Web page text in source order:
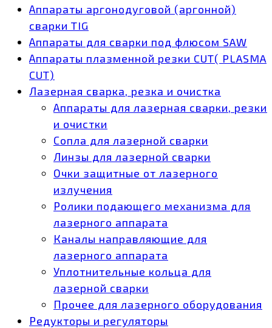
Аппараты аргонодуговой (аргонной)
сварки TIG
Аппараты для сварки под флюсом SAW
Аппараты плазменной резки CUT( PLASMA
CUT)
Лазерная сварка, резка и очистка
Аппараты для лазерная сварки, резки
и очистки
Сопла для лазерной сварки
Линзы для лазерной сварки
Очки защитные от лазерного
излучения
Ролики подающего механизма для
лазерного аппарата
Каналы направляющие для
лазерного аппарата
Уплотнительные кольца для
лазерной сварки
Прочее для лазерного оборудования
Редукторы и регуляторы